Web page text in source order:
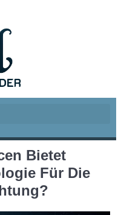
Bietet
Für Die